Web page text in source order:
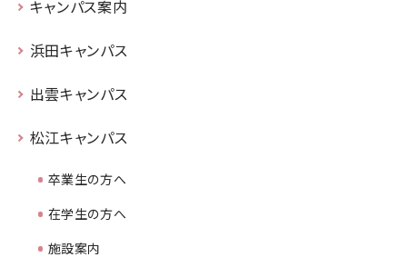
キャンパス案内
浜田キャンパス
出雲キャンパス
松江キャンパス
卒業生の方へ
在学生の方へ
施設案内